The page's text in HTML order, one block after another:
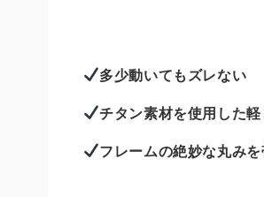
多少動いてもズレない
チタン素材を使用した
フレームの絶妙な丸み